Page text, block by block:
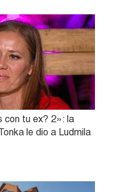
con tu ex? 2»: la
le dio a Ludmila